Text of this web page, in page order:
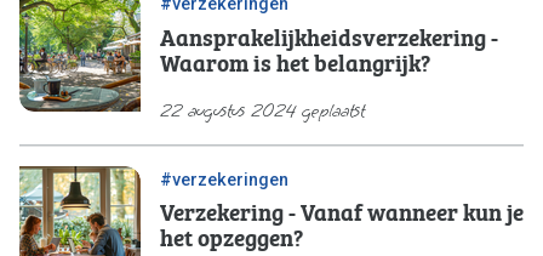
#verzekeringen
Aansprakelijkheidsverzekering -
Waarom is het belangrijk?
22 augustus 2024 geplaatst
#verzekeringen
Verzekering - Vanaf wanneer kun je
het opzeggen?